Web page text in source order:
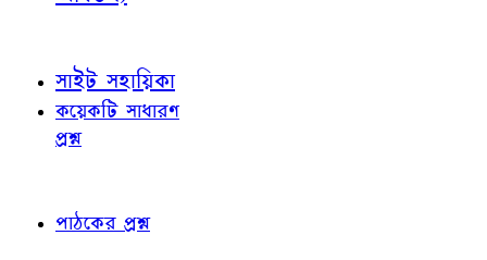
সাইট সহায়িকা
কয়েকটি সাধারণ
প্রশ্ন
পাঠকের প্রশ্ন